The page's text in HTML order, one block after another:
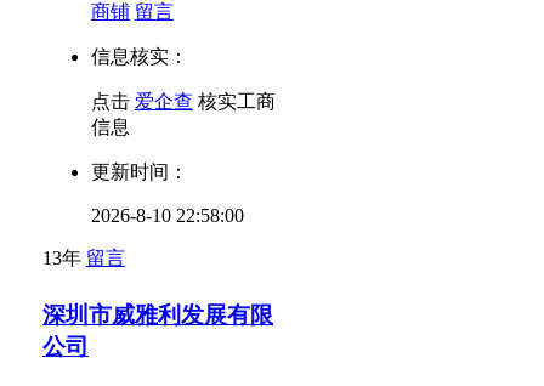
商铺 留言
信息核实：
点击 爱企查 核实工商
信息
更新时间：
2026-8-10 22:58:00
13年 留言
深圳市威雅利发展有限
公司